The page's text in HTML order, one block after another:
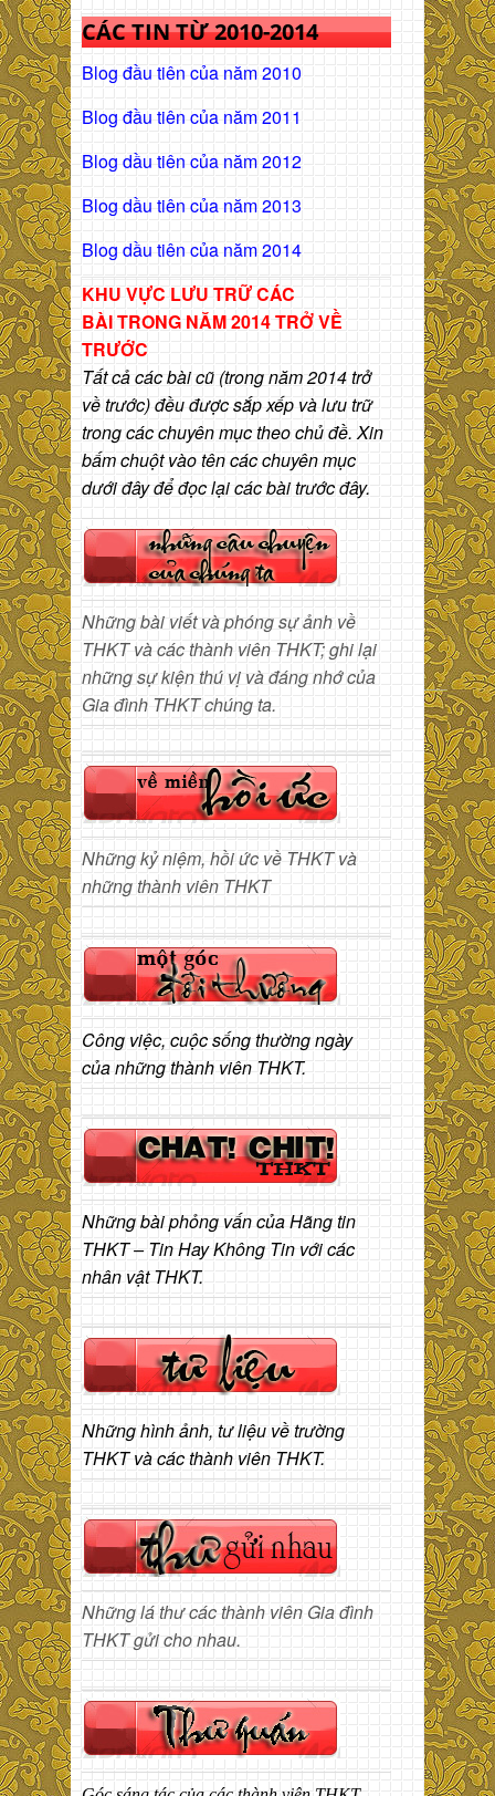
CÁC TIN TỪ 2010-2014
Blog đầu tiên của năm 2010
Blog đầu tiên của năm 2011
Blog dầu tiên của năm 2012
Blog dầu tiên của năm 2013
Blog dầu tiên của năm 2014
KHU VỰC LƯU TRỮ CÁC
BÀITRONG NĂM 2014 TRỞ VỀ
TRƯỚC
Tất cả các bài cũ (trong năm 2014 trở
về trước) đều được sắp xếp và lưu trữ
trong các chuyên mục theo chủ đề. Xin
bấm chuột vào tên các chuyên mục
dưới đây để đọc lại các bài trước đây.
Những bài viết và phóng sự ảnh về
THKT và các thành viên THKT; ghi lại
những sự kiện thú vị và đáng nhớ của
Gia đình THKT chúng ta.
Những kỷ niệm, hồi ức về THKT và
những thành viên THKT
Công việc, cuộc sống thường ngày
của những thành viên THKT.
Những bài phỏng vấn của Hãng tin
THKT – Tin Hay Không Tin với các
nhân vật THKT.
Những hình ảnh, tư liệu về trường
THKT và các thành viên THKT.
Những lá thư các thành viên Gia đình
THKT gửi cho nhau.